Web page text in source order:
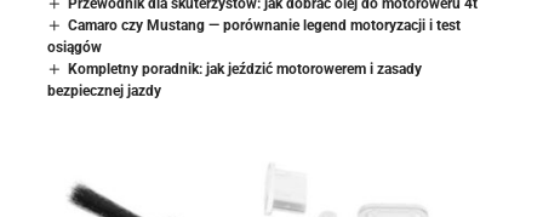
Camaro czy Mustang — porównanie legend motoryzacji i test
osiągów
Kompletny poradnik: jak jeździć motorowerem i zasady
bezpiecznej jazdy